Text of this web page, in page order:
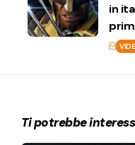
in
Ti potrebbe